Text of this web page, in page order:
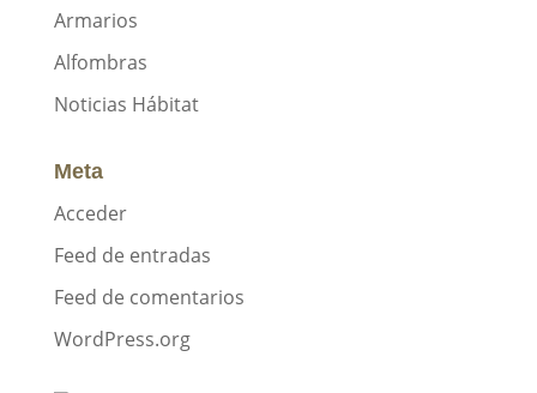
Armarios
Alfombras
Noticias Hábitat
Meta
Acceder
Feed de entradas
Feed de comentarios
WordPress.org